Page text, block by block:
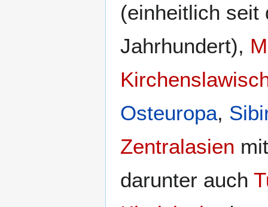
(einheitlich
Jahrhundert),
Osteuropa,
Zentralasien
darunter auch